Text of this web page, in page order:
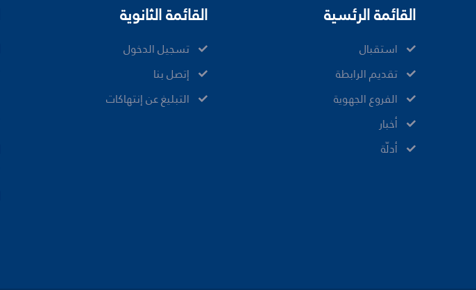
القائمة الرئسية
ﺍﺳﺘﻘﺒﺎﻝ
ﺗﻘﺪﻳﻢ ﺍﻟﺮﺍﺑﻄﺔ
الفروع الجهوية
ﺃﺧﺒﺎﺭ
أدلّة
القائمة الثانوية
تسجيل الدخول
إتصل بنا
ﺍﻟﺘﺒﻠﻴﻎ ﻋﻦ ﺇﻧﺘﻬﺎﻛﺎﺕ